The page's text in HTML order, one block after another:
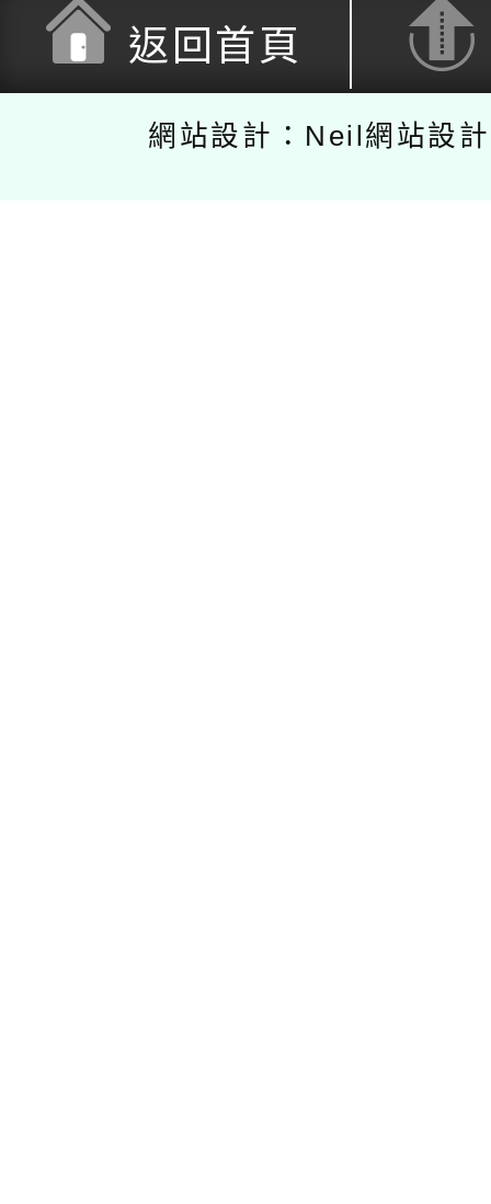
返回首頁
網站設計：Neil網站設